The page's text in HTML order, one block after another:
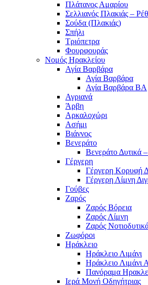
Πλάτανος Αμαρίου
Σελλιανός Πλακιάς –
Σούδα (Πλακιάς)
Σπήλι
Τριόπετρα
Φουρφουράς
Νομός Ηρακλείου
Αγία Βαρβάρα
Αγία Βαρβάρα
Αγία Βαρβάρα ΒΑ
Αγριανά
Άρβη
Αρκαλοχώρι
Ασήμι
Βιάννος
Βενεράτο
Βενεράτο Δυτικά
Γέργερη
Γέργερη Κορυφή
Γέργερη Λίμνη
Γούβες
Ζαρός
Ζαρός Βόρεια
Ζαρός Λίμνη
Ζαρός
Ζωφόροι
Ηράκλειο
Ηράκλειο Λιμάνι
Ηράκλειο Λιμάνι
Πανόραμα
Ιερά Μονή Οδηγήτριας